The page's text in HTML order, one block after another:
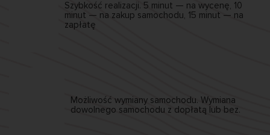
Szybkość realizacji. 5 minut — na wycenę, 10
minut — na zakup samochodu, 15 minut — na
zapłatę
Możliwość wymiany samochodu. Wymiana
dowolnego samochodu z dopłatą lub bez.